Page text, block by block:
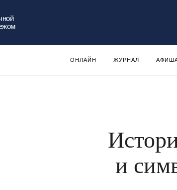
ОНЛАЙН ЖУРНАЛ
и